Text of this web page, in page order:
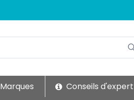
Marques Conseils d'expert